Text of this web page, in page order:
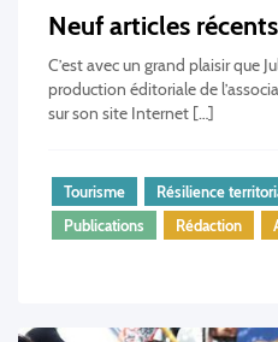
Neuf articles
C’est avec un grand plaisir que
production éditoriale de
sur son site Internet […]
Tourisme Résilience
Publications
Rédaction